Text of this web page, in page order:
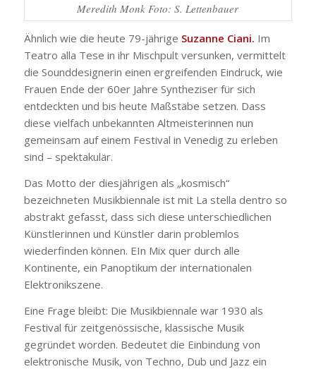
Meredith Monk Foto: S. Lettenbauer
Ähnlich wie die heute 79-jährige Suzanne Ciani. Im
Teatro alla Tese in ihr Mischpult versunken, vermittelt
die Sounddesignerin einen ergreifenden Eindruck, wie
Frauen Ende der 60er Jahre Syntheziser für sich
entdeckten und bis heute Maßstäbe setzen. Dass
diese vielfach unbekannten Altmeisterinnen nun
gemeinsam auf einem Festival in Venedig zu erleben
sind – spektakulär.
Das Motto der diesjährigen als „kosmisch“
bezeichneten Musikbiennale ist mit La stella dentro so
abstrakt gefasst, dass sich diese unterschiedlichen
Künstlerinnen und Künstler darin problemlos
wiederfinden können. EIn Mix quer durch alle
Kontinente, ein Panoptikum der internationalen
Elektronikszene.
Eine Frage bleibt: Die Musikbiennale war 1930 als
Festival für zeitgenössische, klassische Musik
gegründet worden. Bedeutet die Einbindung von
elektronische Musik, von Techno, Dub und Jazz ein